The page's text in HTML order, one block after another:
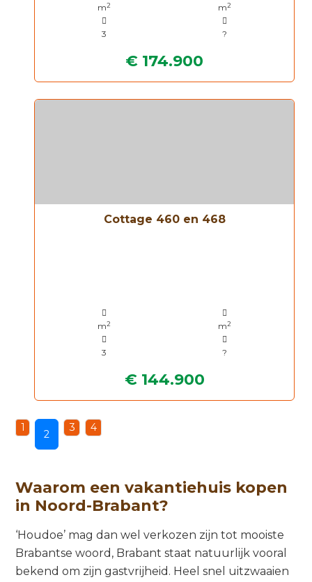
m2 m2
3 ?
€ 174.900
Cottage 460 en 468
m2 m2
3 ?
€ 144.900
1
2
3 4
Waarom een vakantiehuis kopen
in Noord-Brabant?
‘Houdoe’ mag dan wel verkozen zijn tot mooiste
Brabantse woord, Brabant staat natuurlijk vooral
bekend om zijn gastvrijheid. Heel snel uitzwaaien